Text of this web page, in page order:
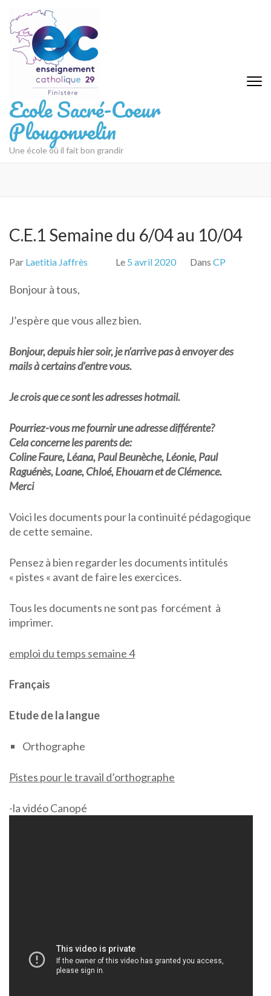
au
contenu
(Pressez
Entrée)
Ecole Sacré-Coeur
Plougonvelin
Une école où il fait bon grandir
C.E.1 Semaine du 6/04 au 10/04
Par Laetitia Jaffrès Le 5 avril 2020 Dans CP
Bonjour à tous,
J’espère que vous allez bien.
Bonjour, depuis hier soir, je n’arrive pas à envoyer des
mails à certains d’entre vous.
Je crois que ce sont les adresses hotmail.
Pourriez-vous me fournir une adresse différente?
Cela concerne les parents de:
Coline Faure, Léana, Paul Beunèche, Léonie, Paul
Raguénès, Loane, Chloé, Ehouarn et de Clémence.
Merci
Voici les documents pour la continuité pédagogique
de cette semaine.
Pensez à bien regarder les documents intitulés
« pistes « avant de faire les exercices.
Tous les documents ne sont pas forcément à
imprimer.
emploi du temps semaine 4
Français
Etude de la langue
Orthographe
Pistes pour le travail d’orthographe
-la vidéo Canopé